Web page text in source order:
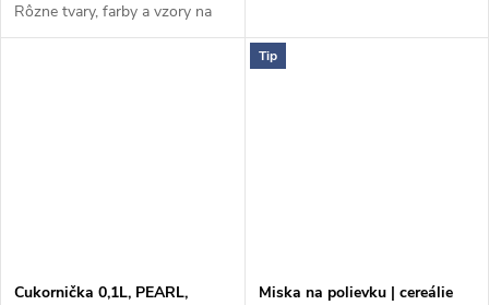
Rôzne tvary, farby a vzory na
každú príležitosť. Taniere
Cukornička 0,1L, PEARL,
Tip
Miska na polievku | cereálie